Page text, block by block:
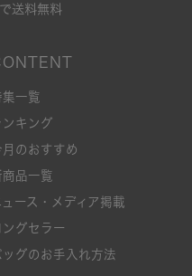
送料無料
集一覧
ンキング
月のおすすめ
商品一覧
ュース・メディア掲載
ングセラー
ッグのお手入れ方法